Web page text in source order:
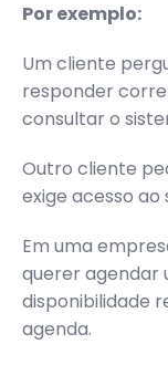
Por exemplo:
Um cliente
responder
consultar o
Outro cliente
exige acesso
Em uma
querer agendar
disponibilidade
agenda.